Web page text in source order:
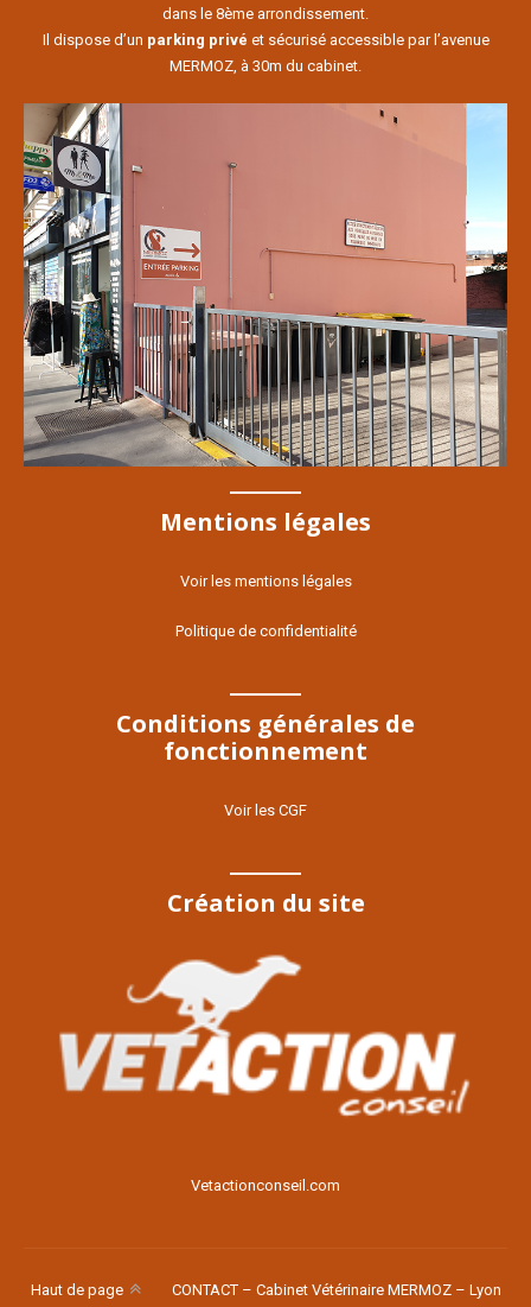
dans le 8ème arrondissement.
Il dispose d’un parking privé et sécurisé accessible par l’avenue
MERMOZ, à 30m du cabinet.
Mentions légales
Voir les mentions légales
Politique de confidentialité
Conditions générales de
fonctionnement
Voir les CGF
Création du site
Voir le site
Vetactionconseil.com
Haut de page CONTACT – Cabinet Vétérinaire MERMOZ – Lyon